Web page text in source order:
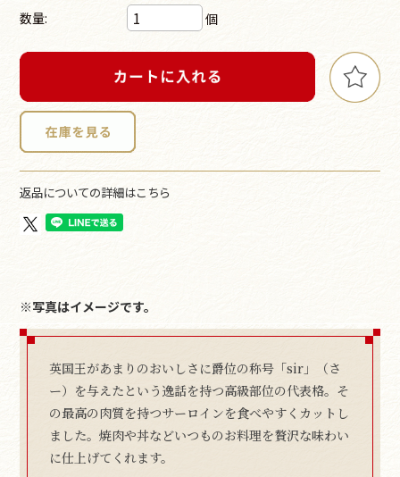
数量: 個
返品についての詳細はこちら
※写真はイメージです。
英国王があまりのおいしさに爵位の称号「sir」（さ
ー）を与えたという逸話を持つ高級部位の代表格。そ
の最高の肉質を持つサーロインを食べやすくカットし
ました。焼肉や丼などいつものお料理を贅沢な味わい
に仕上げてくれます。